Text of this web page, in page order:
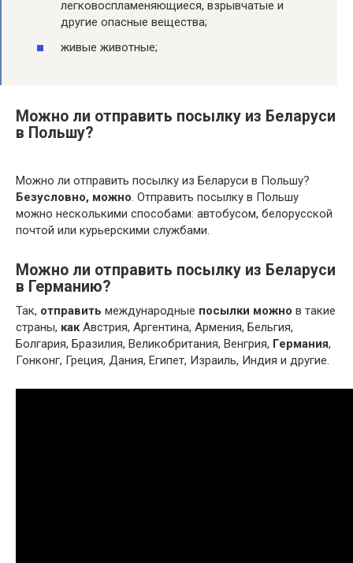
легковоспламеняющиеся, взрывчатые и
другие опасные вещества;
живые животные;
Можно ли отправить посылку из Беларуси
в Польшу?
Можно ли отправить посылку из Беларуси в Польшу?
Безусловно, можно. Отправить посылку в Польшу
можно несколькими способами: автобусом, белорусской
почтой или курьерскими службами.
Можно ли отправить посылку из Беларуси
в Германию?
Так, отправить международные посылки можно в такие
страны, какАвстрия, Аргентина, Армения, Бельгия,
Болгария, Бразилия, Великобритания, Венгрия, Германия,
Гонконг, Греция, Дания, Египет, Израиль, Индия и другие.